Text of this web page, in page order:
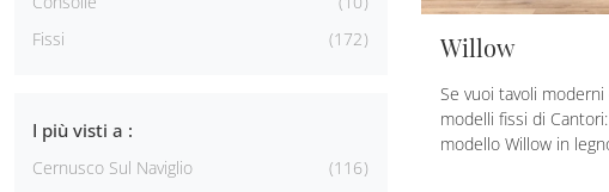
Fissi
172
I più visti a :
Cernusco Sul Naviglio
116
Willow
Se vuoi tavoli
modelli fissi di
modello Willow in